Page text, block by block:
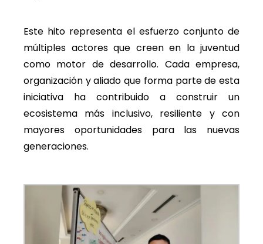
Este hito representa el esfuerzo conjunto de
múltiples actores que creen en la juventud
como motor de desarrollo. Cada empresa,
organización y aliado que forma parte de esta
iniciativa ha contribuido a construir un
ecosistema más inclusivo, resiliente y con
mayores oportunidades para las nuevas
generaciones.